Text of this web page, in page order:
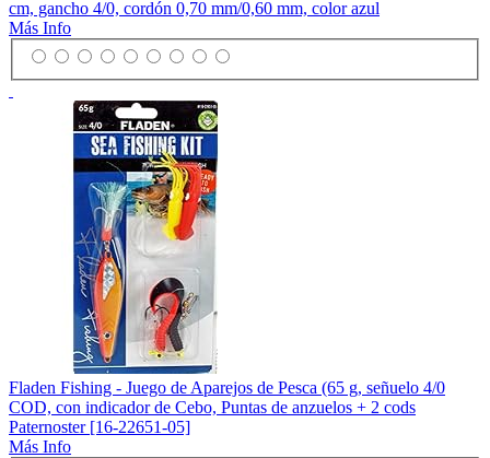
cm, gancho 4/0, cordón 0,70 mm/0,60 mm, color azul
Más Info
Fladen Fishing - Juego de Aparejos de Pesca (65 g, señuelo 4/0
COD, con indicador de Cebo, Puntas de anzuelos + 2 cods
Paternoster [16-22651-05]
Más Info